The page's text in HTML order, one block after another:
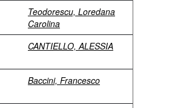
Teodorescu, Loredana
Carolina
CANTIELLO, ALESSIA
Baccini, Francesco